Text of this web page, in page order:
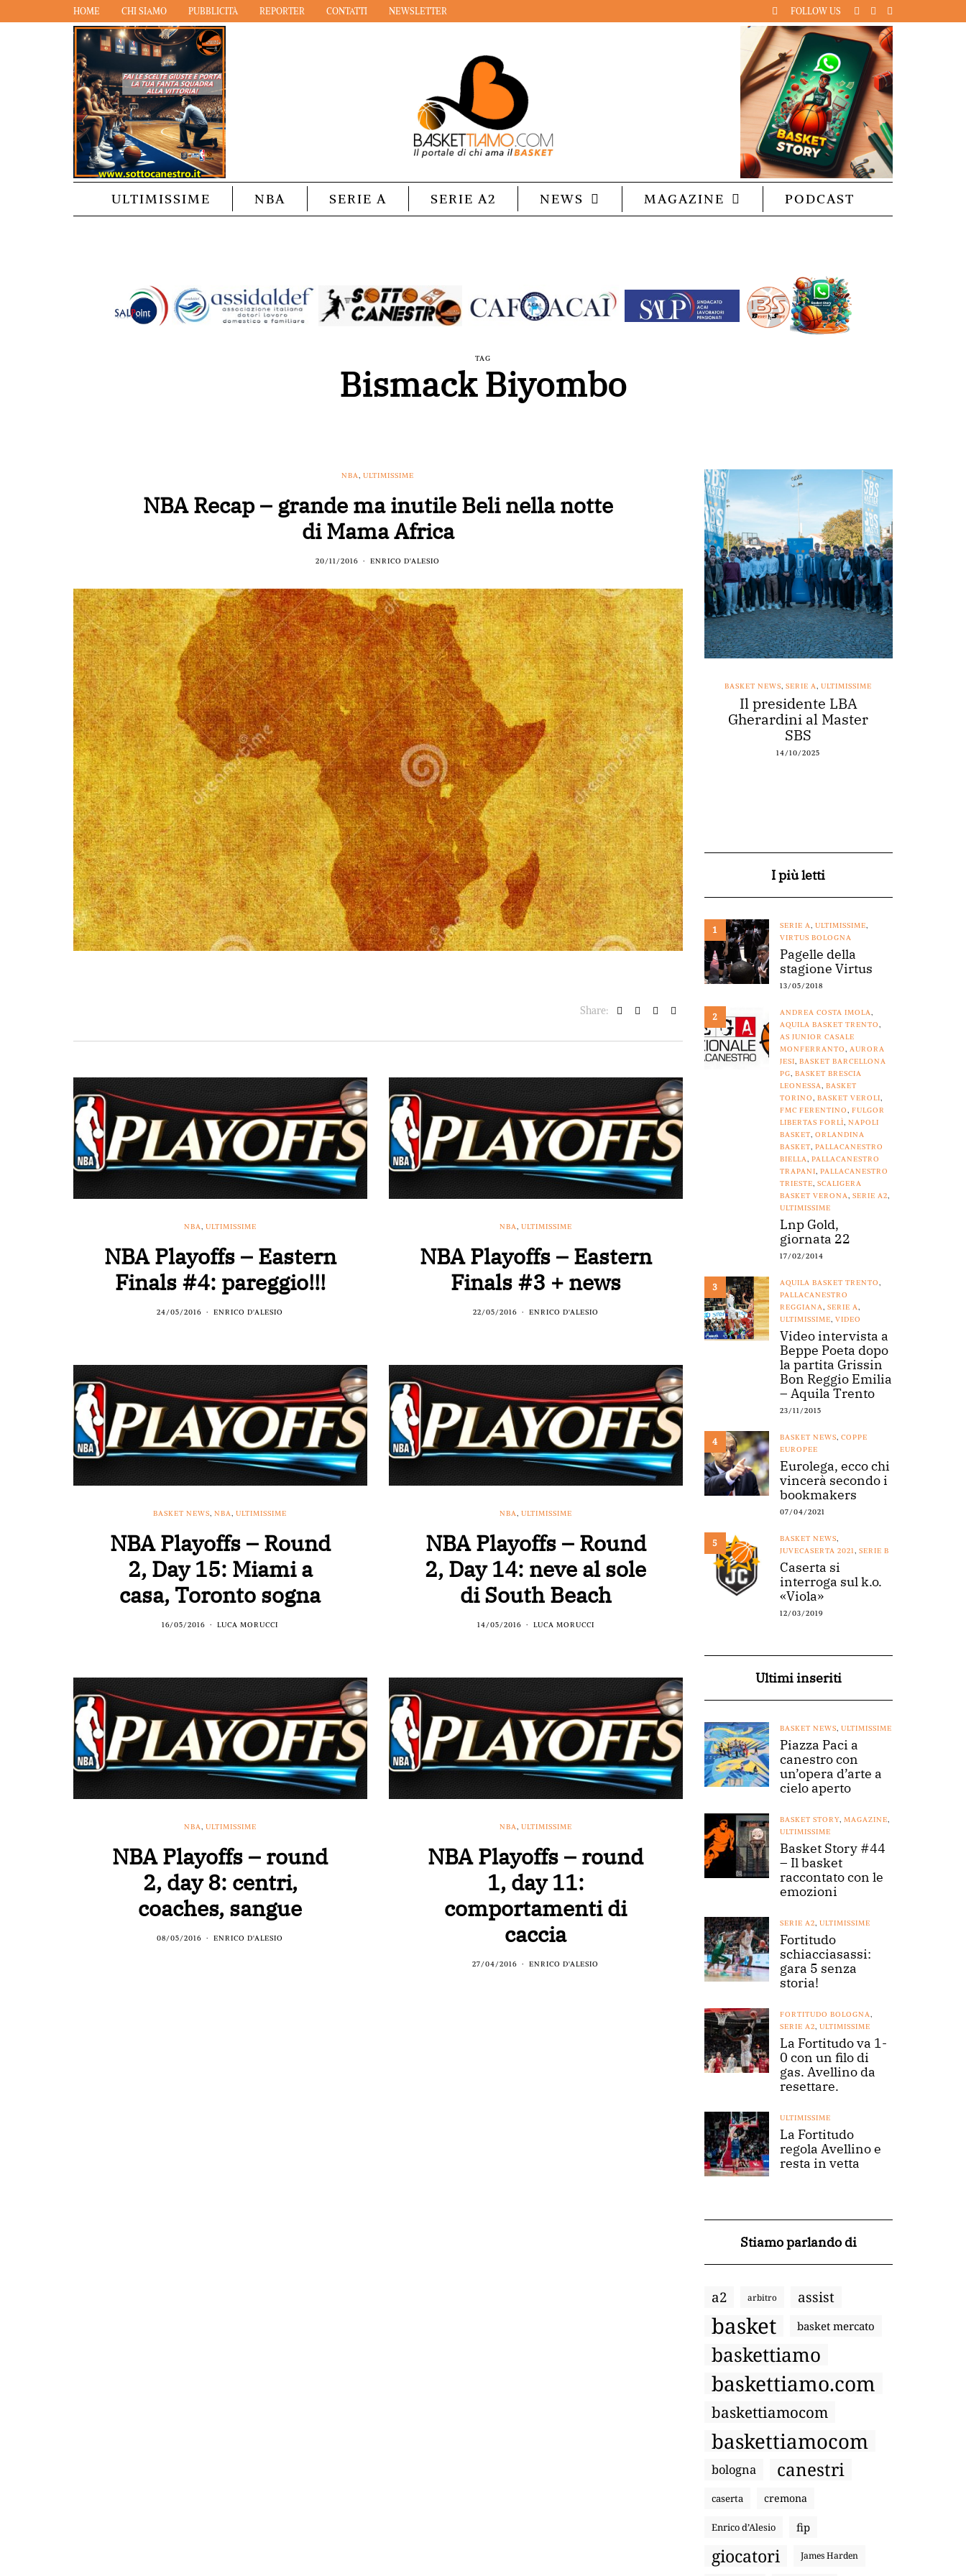
HOME CHI SIAMO PUBBLICITÀ REPORTER CONTATTI NEWSLETTER FOLLOW US
ULTIMISSIME NBA SERIE A SERIE A2 NEWS MAGAZINE PODCAST
TAG
Bismack Biyombo
NBA,ULTIMISSIME
NBA Recap – grande ma inutile Beli nella notte
di Mama Africa
20/11/2016 ENRICO D'ALESIO
Share:
NBA, ULTIMISSIME
NBA Playoffs – Eastern
Finals #4: pareggio!!!
24/05/2016 ENRICO D'ALESIO
NBA, ULTIMISSIME
NBA Playoffs – Eastern
Finals #3 + news
22/05/2016 ENRICO D'ALESIO
BASKET NEWS,NBA,ULTIMISSIME
NBA Playoffs – Round
2, Day 15: Miami a
casa, Toronto sogna
16/05/2016 LUCA MORUCCI
NBA, ULTIMISSIME
NBA Playoffs – Round
2, Day 14: neve al sole
di South Beach
14/05/2016 LUCA MORUCCI
NBA, ULTIMISSIME
NBA Playoffs – round
2, day 8: centri,
coaches, sangue
08/05/2016 ENRICO D'ALESIO
NBA, ULTIMISSIME
NBA Playoffs – round
1, day 11:
comportamenti di
caccia
27/04/2016 ENRICO D'ALESIO
BASKET TORINO,BENEDETTO XIV CENTO,
BERGAMO BASKET 2014,FORLÌ
PALLACANESTRO 2.015,FORTITUDO BOLOGNA,
NEW BASKET BRINDISI,PISTOIA BASKET,
ROSETO,SCAFATI BASKET 1969,SCALIGERA
BASKET VERONA,SCANDONE AVELLINO,SERIE
A2,URANIA MILANO,VUELLE PESARO
Serie A2, le protagoniste
della stagione 2025-26
08/08/2025
BASKET NEWS,ULTIMISSIME
Alla Roig Arena di
Valencia arriva «The
Eye»
14/07/2025
BASKET NEWS, ULTIMISSIME
Piazza Paci a canestro
con un’opera d’arte a
cielo aperto
17/06/2026
BASKET NEWS,SERIE A,ULTIMISSIME
Il presidente LBA
Gherardini al Master
SBS
14/10/2025
I più letti
1 SERIE A, ULTIMISSIME,
VIRTUS BOLOGNA
Pagelle della
stagione Virtus
13/05/2018
2 ANDREA COSTA IMOLA,
AQUILA BASKET TRENTO,
AS JUNIOR CASALE
MONFERRANTO, AURORA
JESI, BASKET BARCELLONA
PG, BASKET BRESCIA
LEONESSA, BASKET
TORINO, BASKET VEROLI,
FMC FERENTINO, FULGOR
LIBERTAS FORLÌ, NAPOLI
BASKET, ORLANDINA
BASKET, PALLACANESTRO
BIELLA, PALLACANESTRO
TRAPANI, PALLACANESTRO
TRIESTE, SCALIGERA
BASKET VERONA, SERIE A2,
ULTIMISSIME
Lnp Gold,
giornata 22
17/02/2014
3 AQUILA BASKET TRENTO,
PALLACANESTRO
REGGIANA, SERIE A,
ULTIMISSIME, VIDEO
Video intervista a
Beppe Poeta dopo
la partita Grissin
Bon Reggio Emilia
– Aquila Trento
23/11/2015
4 BASKET NEWS, COPPE
EUROPEE
Eurolega, ecco chi
vincerà secondo i
bookmakers
07/04/2021
5 BASKET NEWS,
JUVECASERTA 2021, SERIE B
Caserta si
interroga sul k.o.
«Viola»
12/03/2019
Ultimi inseriti
BASKET NEWS, ULTIMISSIME
Piazza Paci a
canestro con
un’opera d’arte a
cielo aperto
BASKET STORY, MAGAZINE,
ULTIMISSIME
Basket Story #44
– Il basket
raccontato con le
emozioni
SERIE A2, ULTIMISSIME
Fortitudo
schiacciasassi:
gara 5 senza
storia!
FORTITUDO BOLOGNA,
SERIE A2, ULTIMISSIME
La Fortitudo va 1-
0 con un filo di
gas. Avellino da
resettare.
ULTIMISSIME
La Fortitudo
regola Avellino e
resta in vetta
Stiamo parlando di
a2 arbitro assist
basket basket mercato
baskettiamo
baskettiamo.com
baskettiamocom
baskettiamocom
bologna canestri
caserta cremona
Enrico d’Alesio fip
giocatori James Harden